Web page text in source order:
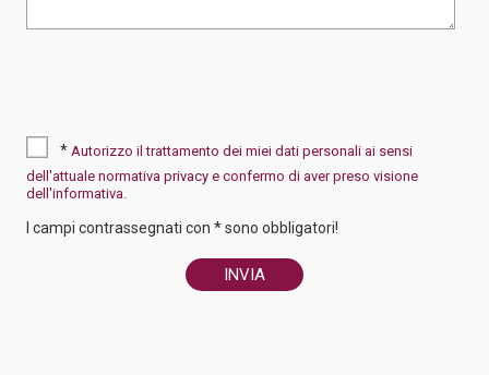
* Autorizzo il trattamento dei miei dati personali ai sensi
dell'attuale normativa privacy e confermo di aver preso visione
dell'informativa.
I campi contrassegnati con * sono obbligatori!